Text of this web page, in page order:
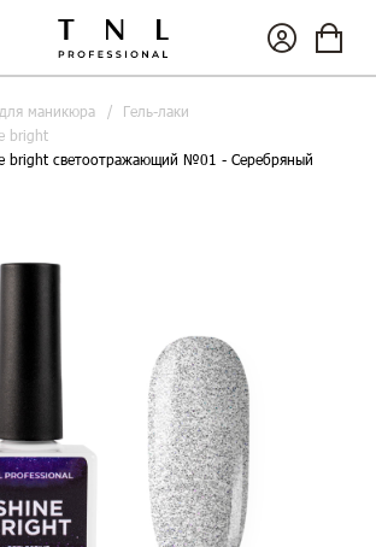
маникюра
Гель-лаки
bright
bright светоотражающий №01 - Серебряный